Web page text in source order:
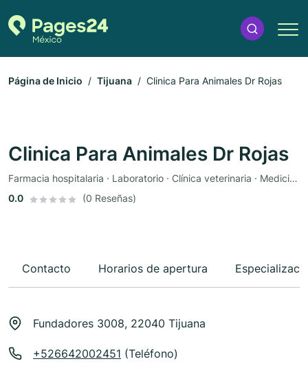
Página de Inicio Tijuana Clinica Para Animales Dr Rojas
Clinica Para Animales Dr Rojas
Farmacia hospitalaria · Laboratorio · Clínica veterinaria · Medicina general · Veterinario · Vacunas
0.0
(0 Reseñas)
Contacto Horarios de apertura
Fundadores 3008, 22040 Tijuana
+526642002451 (Teléfono)